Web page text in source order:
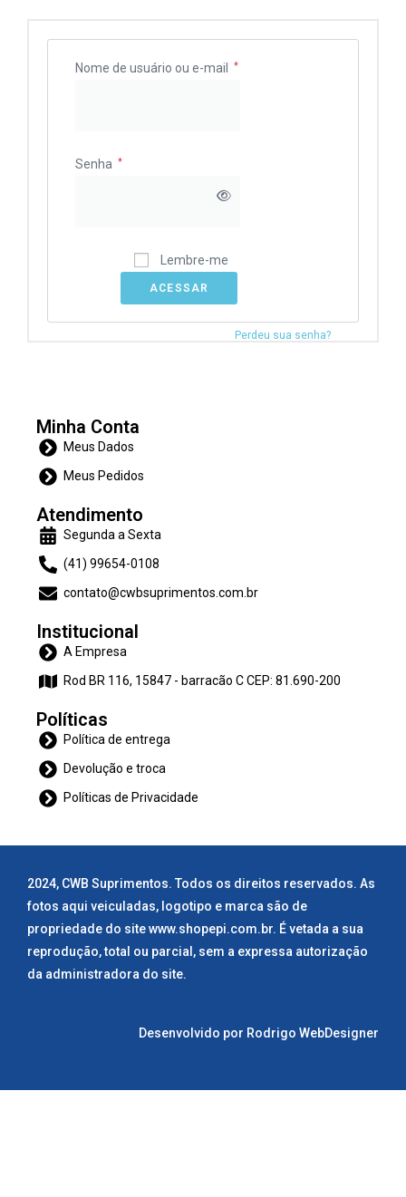
Nome de usuário ou e-mail *
Senha *
Lembre-me
ACESSAR
Perdeu sua senha?
Minha Conta
Meus Dados
Meus Pedidos
Atendimento
Segunda a Sexta
(41) 99654-0108
contato@cwbsuprimentos.com.br
Institucional
A Empresa
Rod BR 116, 15847 - barracão C CEP: 81.690-200
Políticas
Política de entrega
Devolução e troca
Políticas de Privacidade
2024, CWB Suprimentos. Todos os direitos reservados. As
fotos aqui veiculadas, logotipo e marca são de
propriedade do site www.shopepi.com.br. É vetada a sua
reprodução, total ou parcial, sem a expressa autorização
da administradora do site.
Desenvolvido por Rodrigo WebDesigner